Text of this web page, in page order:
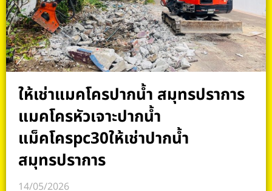
ให้เช่าแมคโครปากน้ำ สมุทรปราการ
แมคโครหัวเจาะปากน้ำ
แม็คโครpc30ให้เช่าปากน้ำ
สมุทรปราการ
14/05/2026